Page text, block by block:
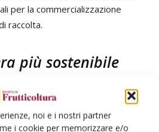
noi e i nostri partner
i cookie per memorizzare e/o
per la commercializzazione
raccolta.
più sostenibile
filiera del kiwi più efficiente, che
e sostenibilità, capace di
climatici e di